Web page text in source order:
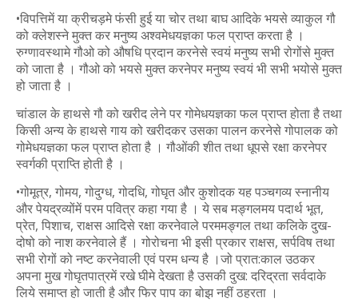
•विपत्तिमें या क्रीचड़मे फंसी हुई या चोर तथा बाघ आदिके भयसे व्याकुल गौ
को क्लेशस्ने मुक्त कर मनुष्य अश्वमेधयज्ञका फल प्राप्त करता है ।
रुग्णावस्थामे गौओ को औषधि प्रदान करनेसे स्वयं मनुष्य सभी रोगोंसे मुक्त
को जाता है । गौओ को भयसे मुक्त करनेपर मनुष्य स्वयं भी सभी भयोसे मुक्त
हो जाता है ।
चांडाल के हाथसे गौ को खरीद लेने पर गोमेधयज्ञका फल प्राप्त होता है तथा
किसी अन्य के हाथसे गाय को खरीदकर उसका पालन करनेसे गोपालक को
गोमेधयज्ञका फल प्राप्त होता है । गौओंकी शीत तथा धूपसे रक्षा करनेपर
स्वर्गकी प्राप्ति होती है ।
•गोमूत्र, गोमय, गोदुग्ध, गोदधि, गोघृत और कुशोदक यह पञ्चगव्य स्नानीय
और पेयद्रव्योंमें परम पवित्र कहा गया है । ये सब मङ्गलमय पदार्थ भूत,
प्रेत, पिशाच, राक्षस आदिसे रक्षा करनेवाले परममङ्गल तथा कलिके दुख-
दोषो को नाश करनेवाले हैं । गोरोचना भी इसी प्रकार राक्षस, सर्पविष तथा
सभी रोगों को नष्ट करनेवाली एवं परम धन्य है ।जो प्रात:काल उठकर
अपना मुख गोघृतपात्रमें रखे घीमे देखता है उसकी दुख: दरिद्रता सर्वदाके
लिये समाप्त हो जाती है और फिर पाप का बोझ नहीं ठहरता ।